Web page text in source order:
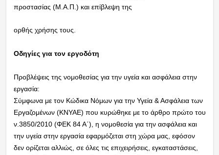
προστασίας (Μ.Α.Π.) και επίβλεψη της
ορθής χρήσης τους.
Οδηγίες για τον εργοδότη
Προβλέψεις της νομοθεσίας για την υγεία και ασφάλεια στην
εργασία:
Σύμφωνα με τον Κώδικα Νόμων για την Υγεία & Ασφάλεια των
Εργαζομένων (ΚΝΥΑΕ) που κυρώθηκε με το άρθρο πρώτο του
ν.3850/2010 (ΦΕΚ 84 Α΄), η νομοθεσία για την ασφάλεια και
την υγεία στην εργασία εφαρμόζεται στη χώρα μας, εφόσον
δεν ορίζεται αλλιώς, σε όλες τις επιχειρήσεις, εγκαταστάσεις,